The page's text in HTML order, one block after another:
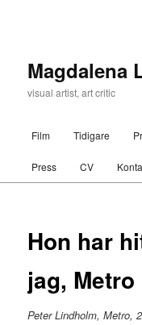
Magdalena
visual artist, art critic
Skip to primary
Skip to secondary
Film Tidigare
Press CV
Hon har
jag, Metro
Peter Lindholm, Metro,